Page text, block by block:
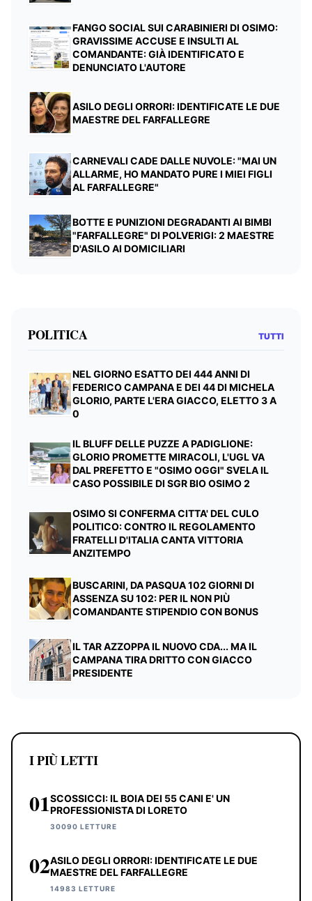
FANGO SOCIAL SUI CARABINIERI DI OSIMO:
GRAVISSIME ACCUSE E INSULTI AL
COMANDANTE: GIÀ IDENTIFICATO E
DENUNCIATO L'AUTORE
ASILO DEGLI ORRORI: IDENTIFICATE LE DUE
MAESTRE DEL FARFALLEGRE
CARNEVALI CADE DALLE NUVOLE: "MAI UN
ALLARME, HO MANDATO PURE I MIEI FIGLI
AL FARFALLEGRE"
BOTTE E PUNIZIONI DEGRADANTI AI BIMBI
"FARFALLEGRE" DI POLVERIGI: 2 MAESTRE
D'ASILO AI DOMICILIARI
POLITICA TUTTI
NEL GIORNO ESATTO DEI 444 ANNI DI
FEDERICO CAMPANA E DEI 44 DI MICHELA
GLORIO, PARTE L'ERA GIACCO, ELETTO 3 A
0
IL BLUFF DELLE PUZZE A PADIGLIONE:
GLORIO PROMETTE MIRACOLI, L'UGL VA
DAL PREFETTO E "OSIMO OGGI" SVELA IL
CASO POSSIBILE DI SGR BIO OSIMO 2
OSIMO SI CONFERMA CITTA' DEL CULO
POLITICO: CONTRO IL REGOLAMENTO
FRATELLI D'ITALIA CANTA VITTORIA
ANZITEMPO
BUSCARINI, DA PASQUA 102 GIORNI DI
ASSENZA SU 102: PER IL NON PIÙ
COMANDANTE STIPENDIO CON BONUS
IL TAR AZZOPPA IL NUOVO CDA... MA IL
CAMPANA TIRA DRITTO CON GIACCO
PRESIDENTE
I PIÙ LETTI
01SCOSSICCI: IL BOIA DEI 55 CANI E' UN
PROFESSIONISTA DI LORETO
30090 LETTURE
02ASILO DEGLI ORRORI: IDENTIFICATE LE DUE
MAESTRE DEL FARFALLEGRE
14983 LETTURE